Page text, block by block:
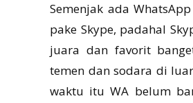
Semenjak ada
pake Skype, padahal
juara dan favorit
temen dan sodara di
waktu itu WA belum